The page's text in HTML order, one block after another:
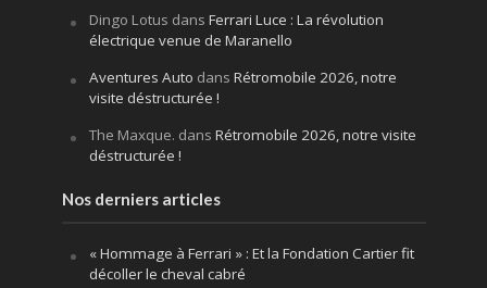
Dingo Lotus dans Ferrari Luce : La révolution
électrique venue de Maranello
Aventures Auto dans Rétromobile 2026, notre
visite déstructurée !
The Maxque. dans Rétromobile 2026, notre visite
déstructurée !
Nos derniers articles
« Hommage à Ferrari » : Et la Fondation Cartier fit
décoller le cheval cabré